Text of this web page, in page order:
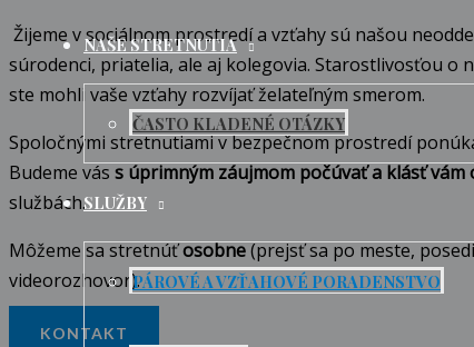
NAŠE STRETNUTIA
ČASTO KLADENÉ OTÁZKY
SLUŽBY
PÁROVÉ A VZŤAHOVÉ PORADENSTVO
Žijeme v sociálnom prostredí a vzťahy sú našou
súrodenci, priatelia, ale aj kolegovia. Starostlivosťou o
ste mohli vaše vzťahy rozvíjať želateľným smerom.
Spoločnými stretnutiami v bezpečnom prostredí
Budeme vás s úprimným záujmom počúvať a klásť vám
službách.
Môžeme sa stretnúťosobne(prejsť sa po meste,
videorozhovor).
KONTAKT